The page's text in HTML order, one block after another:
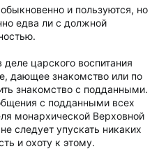
и пользуются, но
едва ли с должной
царского воспитания
дающее знакомство или по
знакомство с подданными.
с подданными всех
монархической Верховной
следует упускать никаких
и охоту к этому.